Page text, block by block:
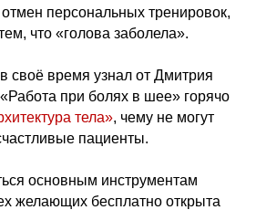
отмен персональных тренировок,
что «голова заболела».
своё время узнал от Дмитрия
при болях в шее» горячо
тела», чему не могут
пациенты.
основным инструментам
желающих бесплатно открыта